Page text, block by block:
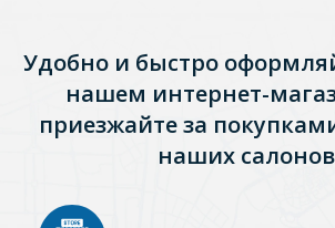
Удобно и быстро
нашем интернет-
приезжайте за
наших